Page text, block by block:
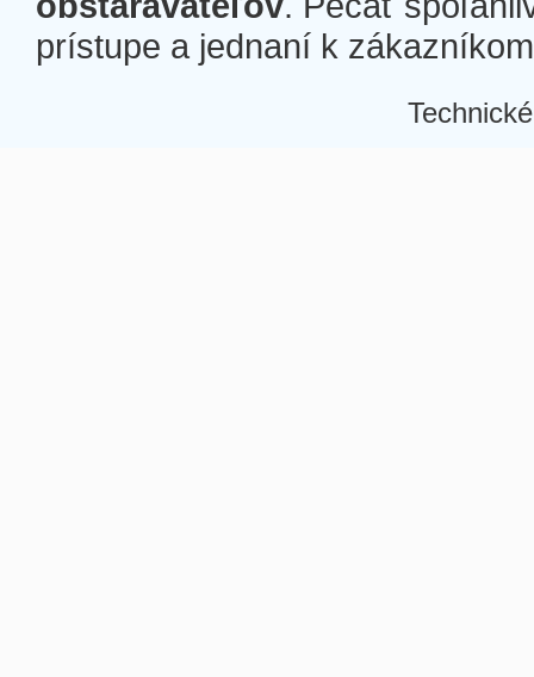
prístupe a jednaní k